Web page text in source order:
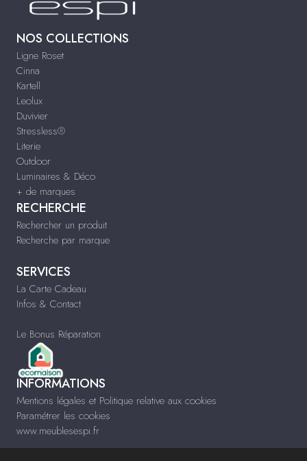
NOS COLLECTIONS
Ligne Roset
Cinna
Kartell
Leolux
Duvivier
Stressless®
Literie
Outdoor
Luminaires & Déco
+ de marques
RECHERCHE
Rechercher un produit
Recherche par marque
SERVICES
La Carte Cadeau
Infos & Contact
Le Bonus Réparation
INFORMATIONS
Mentions légales et Politique relative aux cookies
Paramétrer les cookies
www.meublesespi.fr